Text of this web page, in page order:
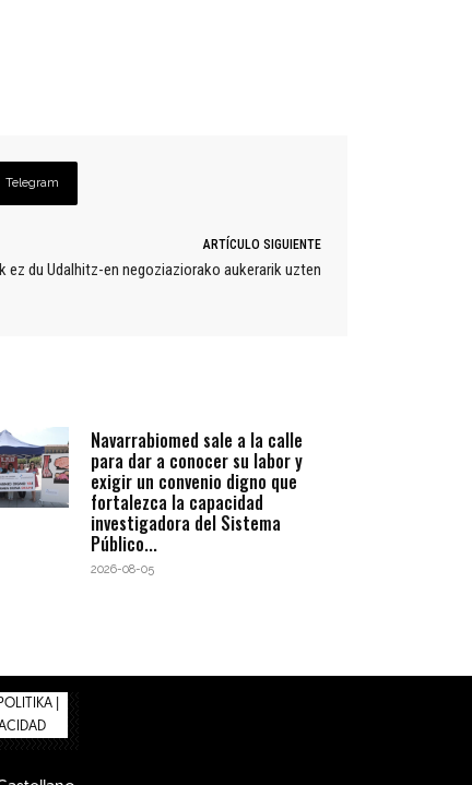
Telegram
ARTÍCULO SIGUIENTE
ez du Udalhitz-en negoziaziorako aukerarik uzten
Navarrabiomed sale a la calle
para dar a conocer su labor y
exigir un convenio digno que
fortalezca la capacidad
investigadora del Sistema
Público...
2026-08-05
|